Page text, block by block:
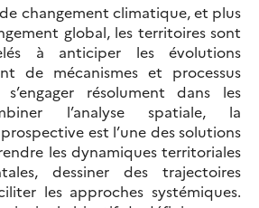
changement climatique, et plus
global, les territoires sont
à anticiper les évolutions
de mécanismes et processus
résolument dans les
l’analyse spatiale, la
est l’une des solutions
les dynamiques territoriales
dessiner des trajectoires
les approches systémiques.